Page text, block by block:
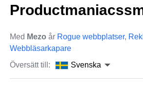
Med Mezo år Rogue webbplatser,
Webbläsarkapare
Översätt till:
Svenska